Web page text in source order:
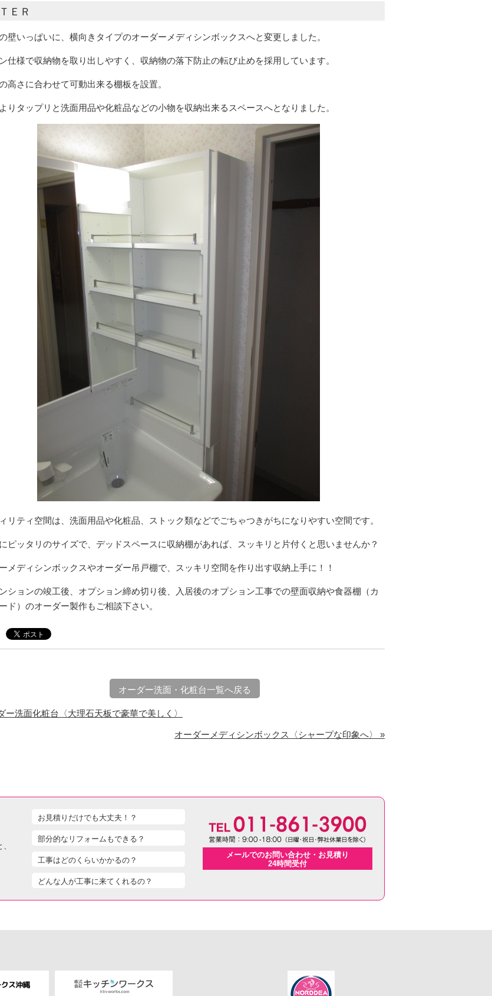
ＥＲ
壁いっぱいに、横向きタイプのオーダーメディシンボックスへと変更しました。
仕様で収納物を取り出しやすく、収納物の落下防止の転び止めを採用しています。
高さに合わせて可動出来る棚板を設置。
りタップリと洗面用品や化粧品などの小物を収納出来るスペースへとなりました。
リティ空間は、洗面用品や化粧品、ストック類などでごちゃつきがちになりやすい空間です。
ピッタリのサイズで、デッドスペースに収納棚があれば、スッキリと片付くと思いませんか？
メディシンボックスやオーダー吊戸棚で、スッキリ空間を作り出す収納上手に！！
ションの竣工後、オプション締め切り後、入居後のオプション工事での壁面収納や食器棚（カ
ド）のオーダー製作もご相談下さい。
オーダー洗面・化粧台一覧へ戻る
ー洗面化粧台〈大理石天板で豪華で美しく〉
オーダーメディシンボックス〈シャープな印象へ〉 »
お見積りだけでも大丈夫！？
部分的なリフォームもできる？
工事はどのくらいかかるの？
どんな人が工事に来てくれるの？
メールでのお問い合わせ・お見積り
24時間受付